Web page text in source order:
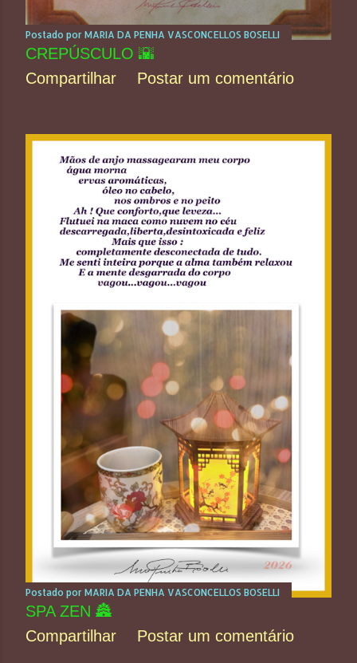
Postado por MARIA DA PENHA VASCONCELLOS BOSELLI
CREPÚSCULO 🌇
Compartilhar
Postar um comentário
Postado por MARIA DA PENHA VASCONCELLOS BOSELLI
SPA ZEN 🏯
Compartilhar
Postar um comentário